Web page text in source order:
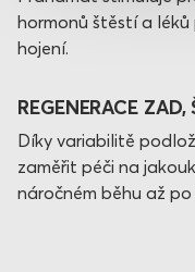
hormonů štěstí a
hojení.
REGENERACE
Díky variabilitě
zaměřit péči na
náročném běhu až